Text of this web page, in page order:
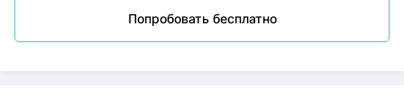
Попробовать бесплатно